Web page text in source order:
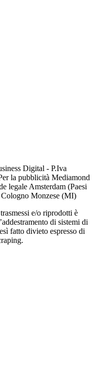
Digital - P.Iva
la pubblicità Mediamond
legale Amsterdam (Paesi
Monzese (MI)
e/o riprodotti è
di sistemi di
fatto divieto espresso di